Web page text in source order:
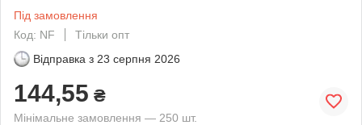
Під замовлення
Код: NF
Тільки опт
Відправка з 23 серпня 2026
144,55 ₴
Мінімальне замовлення — 250 шт.